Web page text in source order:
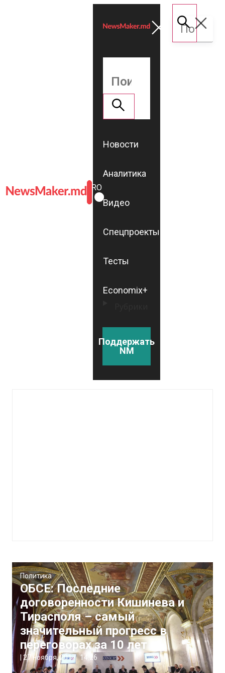
ROMÂNĂ
RU
Новости
Аналитика
Видео
Спецпроекты
Тесты
Economix+
Поддержать
NM
Политика
ОБСЕ: Последние
договоренности Кишинева и
Тирасполя – самый
значительный прогресс в
переговорах за 10 лет
|27 ноября, 2017 14:26